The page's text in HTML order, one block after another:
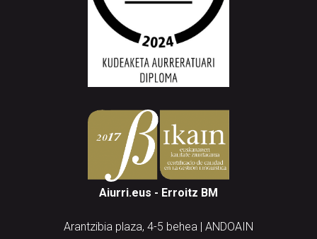
Aiurri.eus - Erroitz BM
Arantzibia plaza, 4-5 behea | ANDOAIN